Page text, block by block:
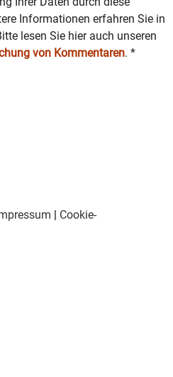
Informationen erfahren Sie in
lesen Sie hier auch unseren
von Kommentaren. *
| Cookie-